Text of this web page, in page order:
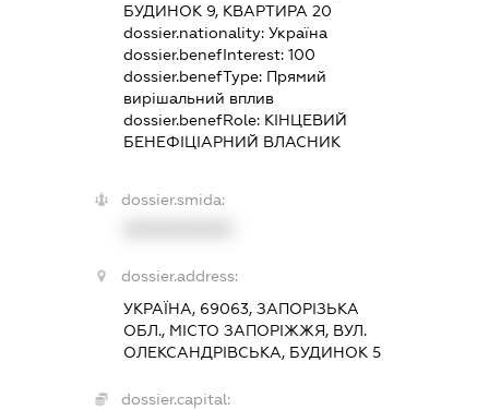
БУДИНОК 9, КВАРТИРА 20
dossier.nationality:Україна
dossier.benefInterest:100
dossier.benefType: Прямий
вирішальний вплив
dossier.benefRole: КІНЦЕВИЙ
БЕНЕФІЦІАРНИЙ ВЛАСНИК
dossier.smida:
dossier.address:
УКРАЇНА, 69063, ЗАПОРІЗЬКА
ОБЛ., МІСТО ЗАПОРІЖЖЯ, ВУЛ.
ОЛЕКСАНДРІВСЬКА, БУДИНОК 5
dossier.capital: